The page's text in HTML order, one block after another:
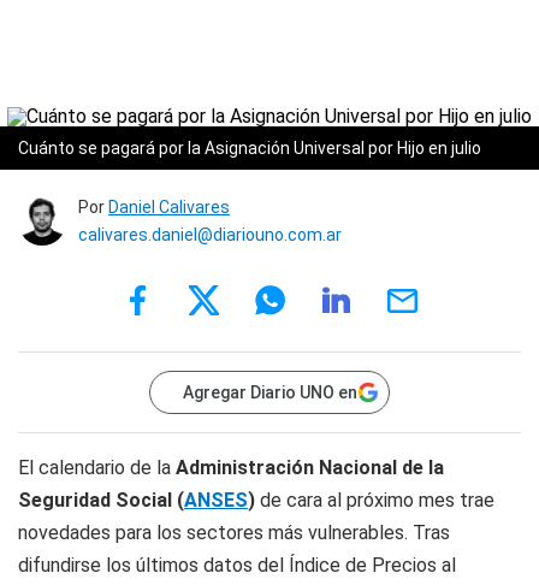
Cuánto se pagará por la Asignación Universal por Hijo en julio
Por Daniel Calivares
calivares.daniel@diariouno.com.ar
Agregar Diario UNO en
El calendario de la Administración Nacional de la
Seguridad Social (ANSES) de cara al próximo mes trae
novedades para los sectores más vulnerables. Tras
difundirse los últimos datos del Índice de Precios al